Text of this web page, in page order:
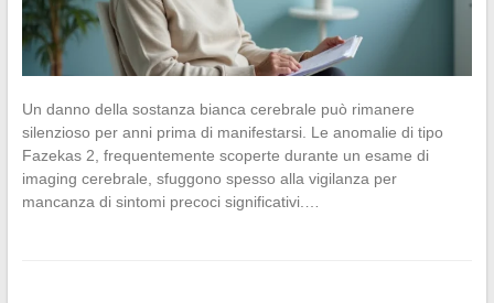
Un danno della sostanza bianca cerebrale può rimanere
silenzioso per anni prima di manifestarsi. Le anomalie di tipo
Fazekas 2, frequentemente scoperte durante un esame di
imaging cerebrale, sfuggono spesso alla vigilanza per
mancanza di sintomi precoci significativi.…